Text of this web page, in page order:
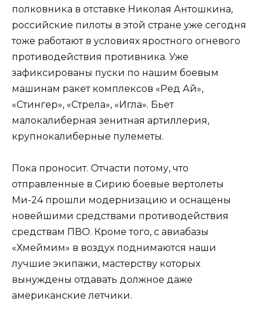
полковника в отставке Николая Антошкина,
российские пилоты в этой стране уже сегодня
тоже работают в условиях яростного огневого
противодействия противника. Уже
зафиксированы пуски по нашим боевым
машинам ракет комплексов «Ред Ай»,
«Стингер», «Стрела», «Игла». Бьет
малокалиберная зенитная артиллерия,
крупнокалиберные пулеметы.
Пока проносит. Отчасти потому, что
отправленные в Сирию боевые вертолеты
Ми-24 прошли модернизацию и оснащены
новейшими средствами противодействия
средствам ПВО. Кроме того, с авиабазы
«Хмеймим» в воздух поднимаются наши
лучшие экипажи, мастерству которых
вынуждены отдавать должное даже
американские летчики.